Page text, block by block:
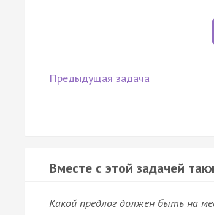
Предыдущая задача
Вместе с этой задачей
Какой предлог должен быть на